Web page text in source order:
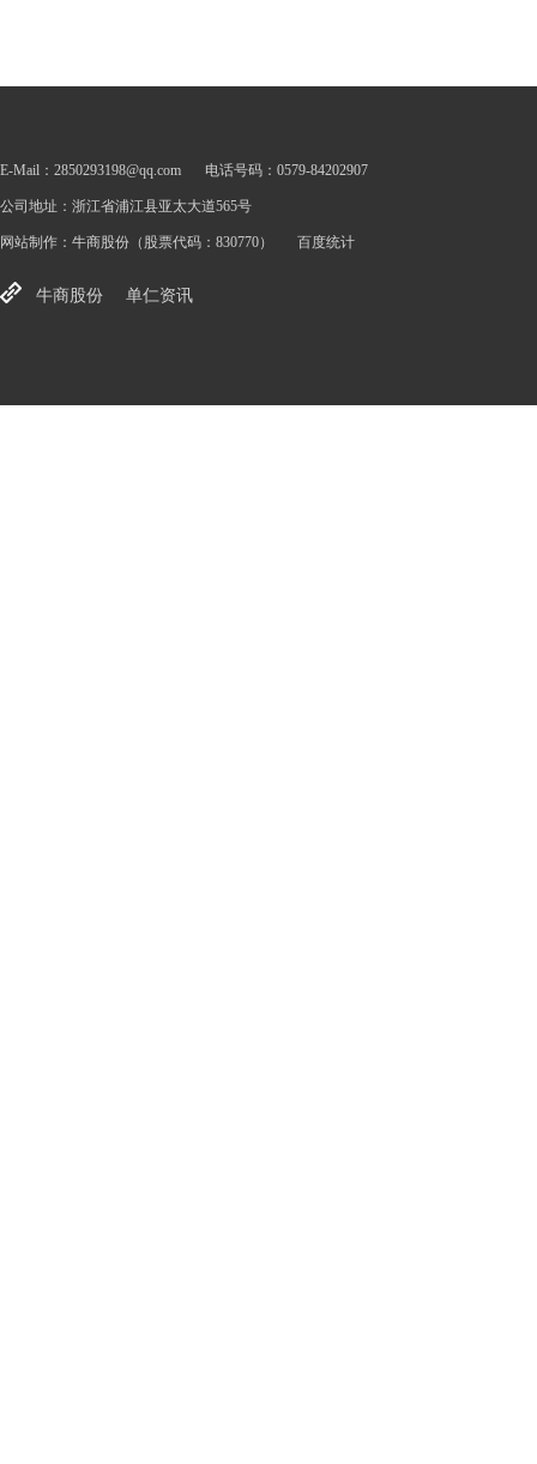
E-Mail：2850293198@qq.com 电话号码：0579-84202907
公司地址：浙江省浦江县亚太大道565号
网站制作： 牛商股份 （股票代码：830770） 百度统计
牛商股份 单仁资讯